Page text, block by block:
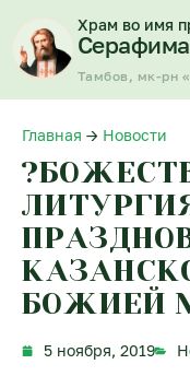
содержимому
Храм во имя
Тамбов, мк-рн
Главная → Новости
БОЖИЕЙ
5 ноября, 2019